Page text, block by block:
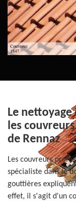
Le
les
de Rennaz
Les couvreurs
spécialiste dans le
gouttières
effet, il s'agit d'un